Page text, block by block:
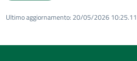
Ultimo aggiornamento: 20/05/2026 10:25.11